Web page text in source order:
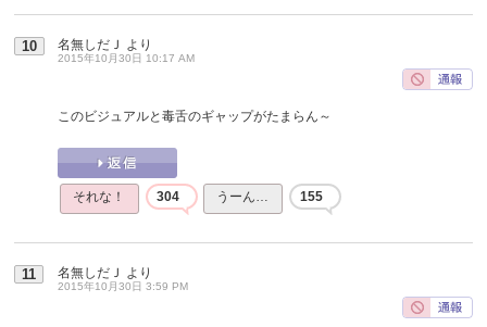
10 名無しだＪ より
2015年10月30日 10:17 AM
このビジュアルと毒舌のギャップがたまらん～
それな！ 304 うーん… 155
11 名無しだＪ より
2015年10月30日 3:59 PM